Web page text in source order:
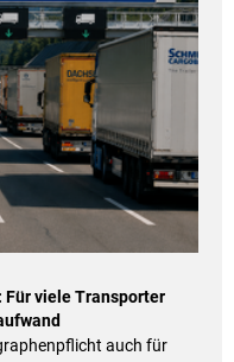
viele Transporter
auch für